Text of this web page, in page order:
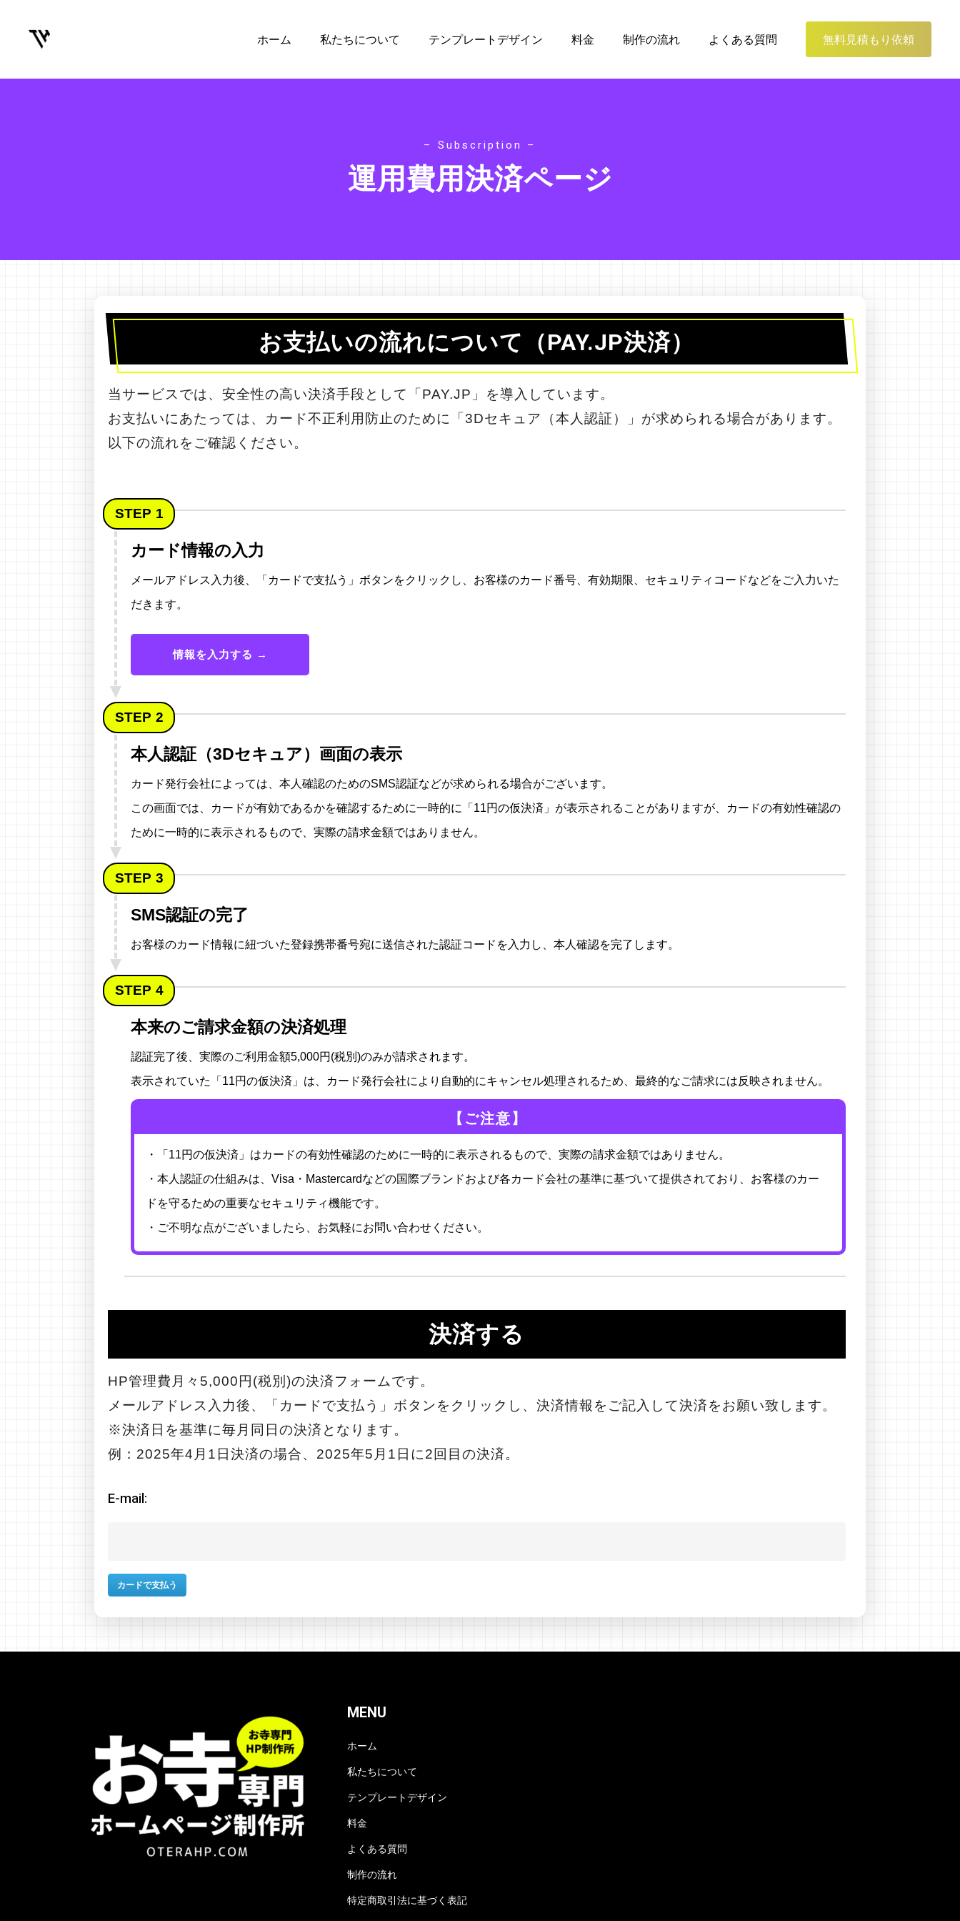
content
ホーム 私たちについて テンプレートデザイン 料金 制作の流れ よくある質問 無料見積もり依頼
– Subscription –
運用費用決済ページ
お支払いの流れについて（PAY.JP決済）
当サービスでは、安全性の高い決済手段として「PAY.JP」を導入しています。
お支払いにあたっては、カード不正利用防止のために「3Dセキュア（本人認証）」が求められる場合があります。
以下の流れをご確認ください。
STEP
カード情報の入力
メールアドレス入力後、「カードで支払う」ボタンをクリックし、お客様のカード番号、有効期限、セキュリティコードなどをご入力いた
だきます。
情報を入力する →
STEP
本人認証（3Dセキュア）画面の表示
カード発行会社によっては、本人確認のためのSMS認証などが求められる場合がございます。
この画面では、カードが有効であるかを確認するために一時的に「11円の仮決済」が表示されることがありますが、カードの有効性確認の
ために一時的に表示されるもので、実際の請求金額ではありません。
STEP
SMS認証の完了
お客様のカード情報に紐づいた登録携帯番号宛に送信された認証コードを入力し、本人確認を完了します。
STEP
本来のご請求金額の決済処理
認証完了後、実際のご利用金額5,000円(税別)のみが請求されます。
表示されていた「11円の仮決済」は、カード発行会社により自動的にキャンセル処理されるため、最終的なご請求には反映されません。
【ご注意】
・「11円の仮決済」はカードの有効性確認のために一時的に表示されるもので、実際の請求金額ではありません。
・本人認証の仕組みは、Visa・Mastercardなどの国際ブランドおよび各カード会社の基準に基づいて提供されており、お客様のカー
ドを守るための重要なセキュリティ機能です。
・ご不明な点がございましたら、お気軽にお問い合わせください。
決済する
HP管理費月々5,000円(税別)の決済フォームです。
メールアドレス入力後、「カードで支払う」ボタンをクリックし、決済情報をご記入して決済をお願い致します。
※決済日を基準に毎月同日の決済となります。
例：2025年4月1日決済の場合、2025年5月1日に2回目の決済。
E-mail:
MENU
ホーム
私たちについて
テンプレートデザイン
料金
よくある質問
制作の流れ
特定商取引法に基づく表記